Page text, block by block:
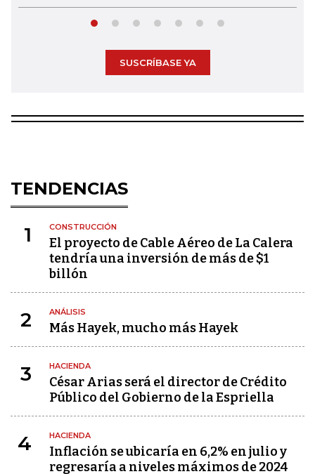
SUSCRÍBASE YA
TENDENCIAS
1 CONSTRUCCIÓN
El proyecto de Cable Aéreo de La Calera
tendría una inversión de más de $1
billón
2 ANÁLISIS
Más Hayek, mucho más Hayek
3 HACIENDA
César Arias será el director de Crédito
Público del Gobierno de la Espriella
4 HACIENDA
Inflación se ubicaría en 6,2% en julio y
regresaría a niveles máximos de 2024